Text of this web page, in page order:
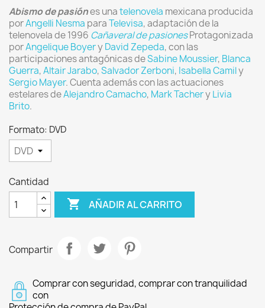
Abismo de pasiónes unatelenovela mexicana producida
porAngelli Nesma paraTelevisa, adaptación de la
telenovela de 1996 Cañaveral de pasionesProtagonizada
porAngelique BoyeryDavid Zepeda, con las
participaciones antagónicas deSabine Moussier, Blanca
Guerra,Altair Jarabo,Salvador Zerboni, Isabella Camily
Sergio Mayer. Cuenta además con las actuaciones
estelares deAlejandro Camacho, Mark TacheryLivia
Brito.
Formato: DVD
Cantidad
 AÑADIR AL CARRITO
Compartir
Comprar con seguridad, comprar con tranquilidad
con